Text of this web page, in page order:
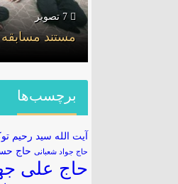
6 تصویر
جلسه قرآن ۷ آبان
برچسب‌ها
آیت الله سید رحیم
حاج جواد شعبانی حاج
حاج علی